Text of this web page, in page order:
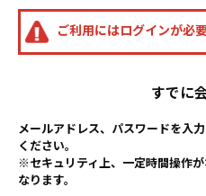
ご利用にはログインが必要
すでに
メールアドレス、パスワードを入
ください。
※セキュリティ上、一定時間操作
なります。